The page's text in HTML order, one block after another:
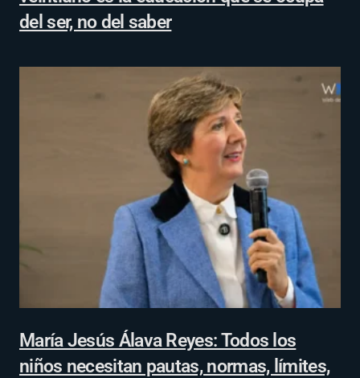
del ser, no del saber
María Jesús Álava Reyes: Todos los
niños necesitan pautas, normas, límites,